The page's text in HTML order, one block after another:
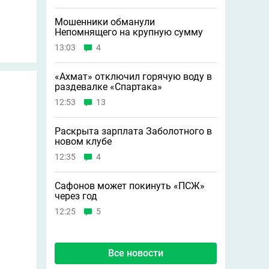
Мошенники обманули
Непомнящего на крупную сумму
13:03 4
«Ахмат» отключил горячую воду в
раздевалке «Спартака»
12:53 13
Раскрыта зарплата Заболотного в
новом клубе
12:35 4
Сафонов может покинуть «ПСЖ»
через год
12:25 5
Все новости